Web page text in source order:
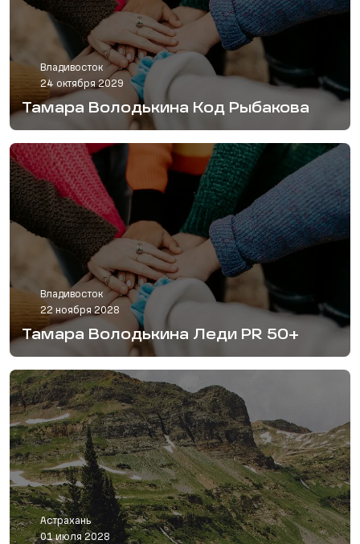
Владивосток
24 октября 2029
Тамара Володькина Код Рыбакова
Владивосток
22 ноября 2028
Тамара Володькина Леди PR 50+
Астрахань
01 июля 2028